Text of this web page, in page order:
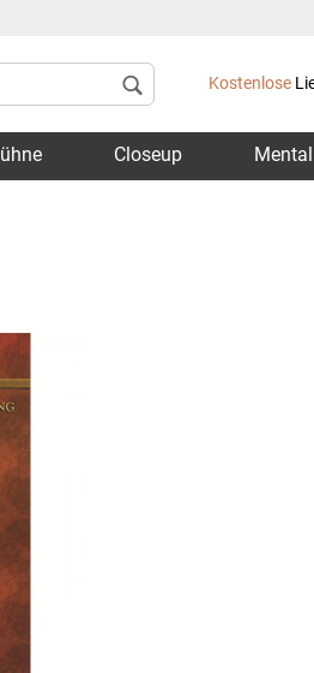
Lieferland
Kostenlose
Closeup